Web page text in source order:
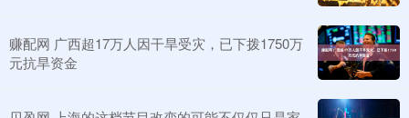
赚配网 广西超17万人因干旱受灾，已下拨1750万
元抗旱资金